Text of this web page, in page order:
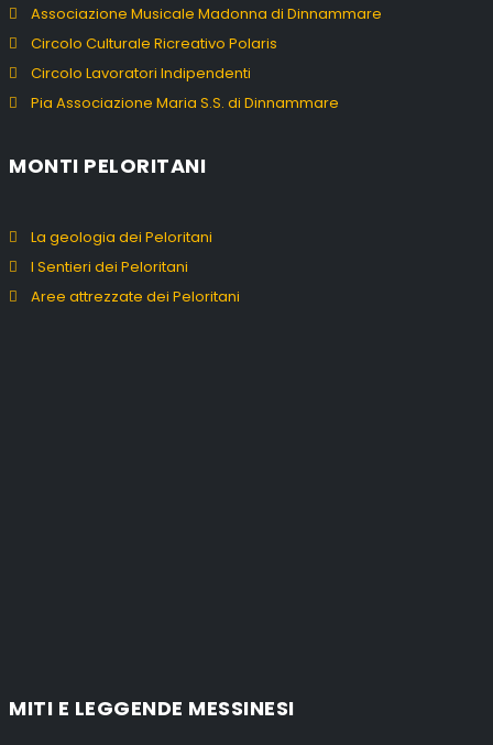
Associazione Musicale Madonna di Dinnammare
Circolo Culturale Ricreativo Polaris
Circolo Lavoratori Indipendenti
Pia Associazione Maria S.S. di Dinnammare
MONTI PELORITANI
La geologia dei Peloritani
I Sentieri dei Peloritani
Aree attrezzate dei Peloritani
MITI E LEGGENDE MESSINESI